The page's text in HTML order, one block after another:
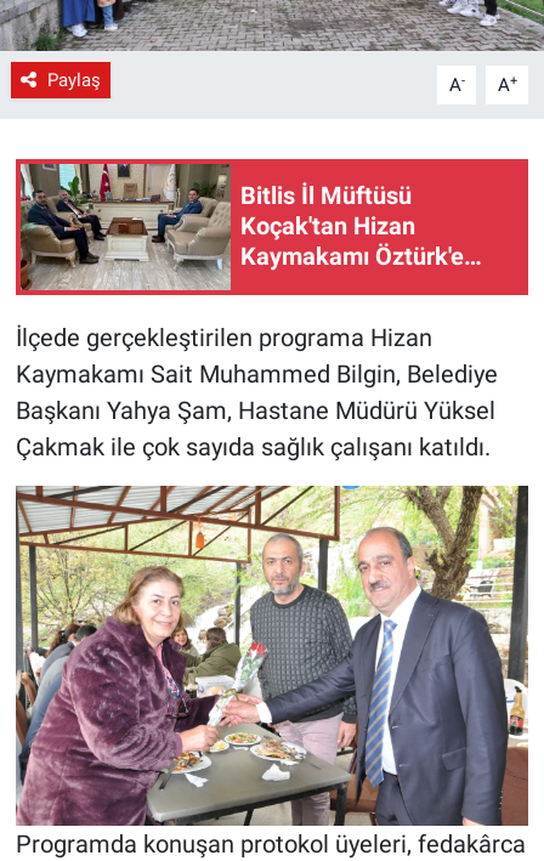
Paylaş A- A+
Bitlis İl Müftüsü
Koçak'tan Hizan
Kaymakamı Öztürk'e
İlçede gerçekleştirilen programa Hizan
Kaymakamı Sait Muhammed Bilgin, Belediye
Başkanı Yahya Şam, Hastane Müdürü Yüksel
Çakmak ile çok sayıda sağlık çalışanı katıldı.
Programda konuşan protokol üyeleri, fedakârca
Spor